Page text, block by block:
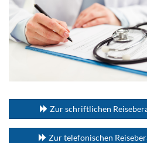
Zur schriftlichen
Zur telefonischen